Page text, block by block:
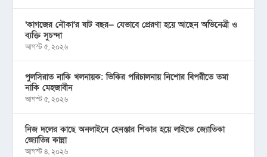
‘কাগজের নৌকা’র ষাট বছর— যেভাবে প্রেরণা হয়ে আছেন অভিনেত্রী ও
ব্যক্তি সুচন্দা
আগস্ট ৫, ২০২৬
পুলসিরাত নাকি খলনায়ক: ভিকির পরিচালনায় নিশোর বিপরীতে তমা
নাকি মেহজাবীন
আগস্ট ৫, ২০২৬
নিজ দলের কাছে অনলাইনে হেনস্তার শিকার হয়ে লাইভে জ্যোতিকা
জ্যোতির কান্না
আগস্ট ৪, ২০২৬